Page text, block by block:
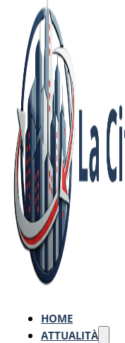
HOME
ATTUALITÀ